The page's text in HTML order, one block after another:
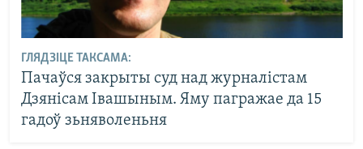
ГЛЯДЗІЦЕ ТАКСАМА:
Пачаўся закрыты суд над журналістам
Дзянісам Івашыным. Яму пагражае да 15
гадоў зьняволеньня